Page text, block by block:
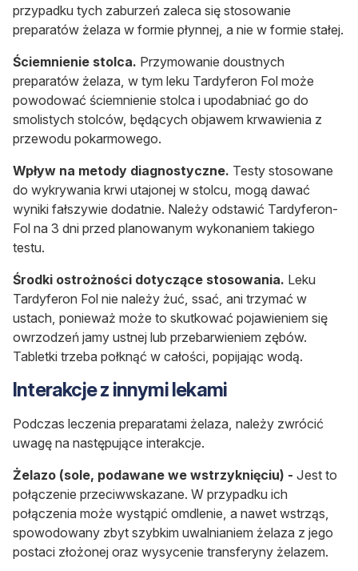
przypadku tych zaburzeń zaleca się stosowanie
preparatów żelaza w formie płynnej, a nie w formie stałej.
Ściemnienie stolca. Przymowanie doustnych
preparatów żelaza, w tym leku Tardyferon Fol może
powodować ściemnienie stolca i upodabniać go do
smolistych stolców, będących objawem krwawienia z
przewodu pokarmowego.
Wpływ na metody diagnostyczne. Testy stosowane
do wykrywania krwi utajonej w stolcu, mogą dawać
wyniki fałszywie dodatnie. Należy odstawić Tardyferon-
Fol na 3 dni przed planowanym wykonaniem takiego
testu.
Środki ostrożności dotyczące stosowania. Leku
Tardyferon Fol nie należy żuć, ssać, ani trzymać w
ustach, ponieważ może to skutkować pojawieniem się
owrzodzeń jamy ustnej lub przebarwieniem zębów.
Tabletki trzeba połknąć w całości, popijając wodą.
Interakcje z innymi lekami
Podczas leczenia preparatami żelaza, należy zwrócić
uwagę na następujące interakcje.
Żelazo (sole, podawane we wstrzyknięciu) - Jest to
połączenie przeciwwskazane. W przypadku ich
połączenia może wystąpić omdlenie, a nawet wstrząs,
spowodowany zbyt szybkim uwalnianiem żelaza z jego
postaci złożonej oraz wysycenie transferyny żelazem.